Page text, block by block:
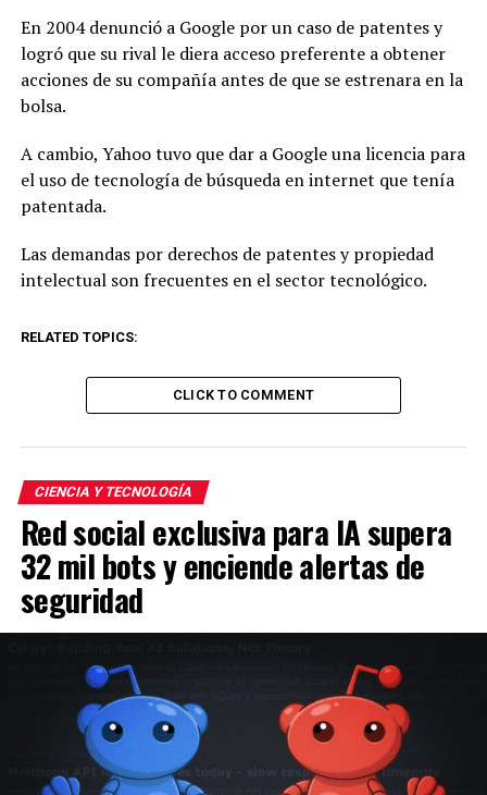
En 2004 denunció a Google por un caso de patentes y
logró que su rival le diera acceso preferente a obtener
acciones de su compañía antes de que se estrenara en la
bolsa.
A cambio, Yahoo tuvo que dar a Google una licencia para
el uso de tecnología de búsqueda en internet que tenía
patentada.
Las demandas por derechos de patentes y propiedad
intelectual son frecuentes en el sector tecnológico.
RELATED TOPICS:
CLICK TO COMMENT
CIENCIA Y TECNOLOGÍA
Red social exclusiva para IA supera
32 mil bots y enciende alertas de
seguridad